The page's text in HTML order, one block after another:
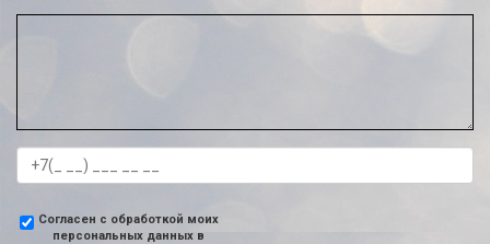
Согласен с обработкой моих
персональных данных в